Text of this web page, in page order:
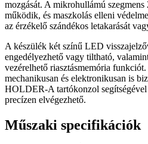
mozgását. A mikrohullámú
működik, és maszkolás elleni
az érzékelő szándékos letakarását
A készülék két színű LED
engedélyezhető vagy tiltható,
vezérelhető riasztásmemória
mechanikusan és elektronikusan is
HOLDER-A tartókonzol segítségével
precízen elvégezhető.
Műszaki specifikációk